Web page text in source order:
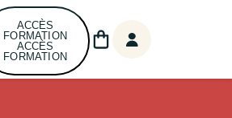
ACCÈS
FORMATION
ACCÈS
FORMATION